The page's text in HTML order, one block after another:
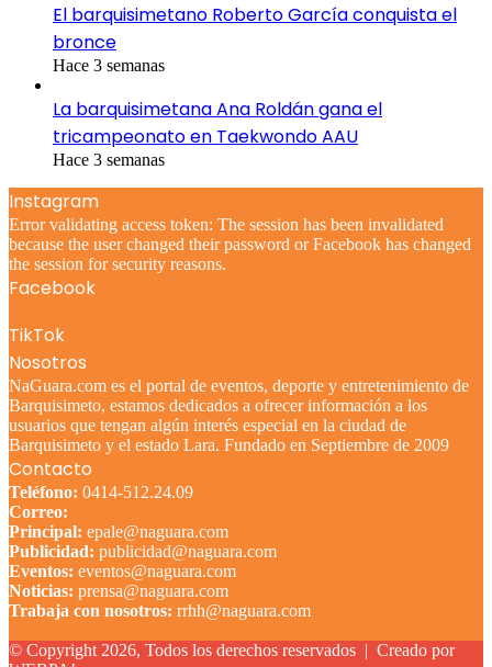
El barquisimetano Roberto García conquista el
bronce
Hace 3 semanas
La barquisimetana Ana Roldán gana el
tricampeonato en Taekwondo AAU
Hace 3 semanas
Instagram
Error validating access token: The session has been invalidated
because the user changed their password or Facebook has changed
the session for security reasons.
Facebook
TikTok
Nosotros
NaGuara.com es el portal de eventos, deporte y entretenimiento de
Barquisimeto, estamos dedicados a ofrecer información a los
usuarios que tengan algún interés especial en la ciudad de
Barquisimeto y el estado Lara. Fundado en Septiembre de 2009
Contacto
Teléfono: 0414-512.24.09
Correo:
Principal: epale@naguara.com
Publicidad: publicidad@naguara.com
Eventos: eventos@naguara.com
Noticias: prensa@naguara.com
Trabaja con nosotros: rrhh@naguara.com
© Copyright 2026, Todos los derechos reservados | Creado por